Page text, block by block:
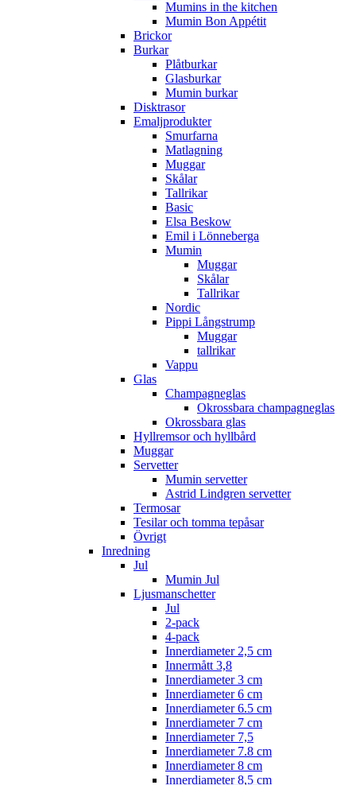
Mumins in the kitchen
Mumin Bon Appétit
Brickor
Burkar
Plåtburkar
Glasburkar
Mumin burkar
Disktrasor
Emaljprodukter
Smurfarna
Matlagning
Muggar
Skålar
Tallrikar
Basic
Elsa Beskow
Emil i Lönneberga
Mumin
Muggar
Skålar
Tallrikar
Nordic
Pippi Långstrump
Muggar
tallrikar
Vappu
Glas
Champagneglas
Okrossbara champagneglas
Okrossbara glas
Hyllremsor och hyllbård
Muggar
Servetter
Mumin servetter
Astrid Lindgren servetter
Termosar
Tesilar och tomma tepåsar
Övrigt
Inredning
Jul
Mumin Jul
Ljusmanschetter
Jul
2-pack
4-pack
Innerdiameter 2,5 cm
Innermått 3,8
Innerdiameter 3 cm
Innerdiameter 6 cm
Innerdiameter 6.5 cm
Innerdiameter 7 cm
Innerdiameter 7,5
Innerdiameter 7.8 cm
Innerdiameter 8 cm
Innerdiameter 8,5 cm